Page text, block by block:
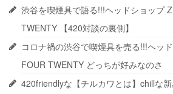
渋谷を喫煙具で語る!!!ヘッドショップ
TWENTY 【420対談の裏側】
コロナ禍の渋谷で喫煙具を売る!!!ヘッ
FOUR TWENTY どっちが好みなのさ
420friendlyな【チルカワとは】chillな